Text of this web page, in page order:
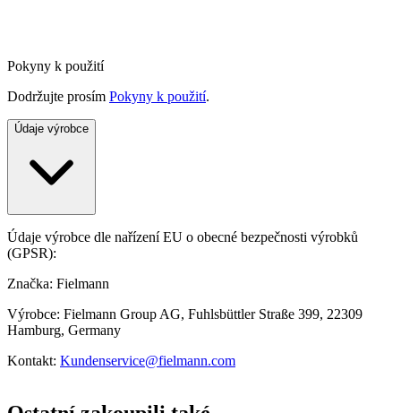
Pokyny k použití
Dodržujte prosím Pokyny k použití.
Údaje výrobce
Údaje výrobce dle nařízení EU o obecné bezpečnosti výrobků
(GPSR):
Značka: Fielmann
Výrobce: Fielmann Group AG, Fuhlsbüttler Straße 399, 22309
Hamburg, Germany
Kontakt: Kundenservice@fielmann.com